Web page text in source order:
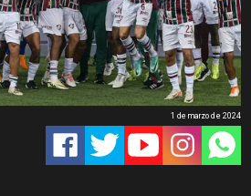
1 de marzo de 2024